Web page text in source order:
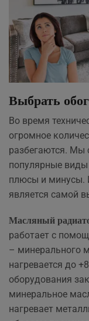
Выбрать
Во время
огромное
разбегаются. Мы
популярные
плюсы и минусы.
является самой
Масляный
работает с
– минерального
нагревается до
оборудования
минеральное
нагревает